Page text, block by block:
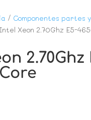
/ Componentes partes
Xeon 2.70Ghz E5-
2.70Ghz